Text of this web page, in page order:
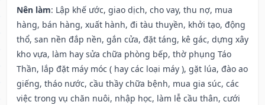
Nên làm: Lập khế ước, giao dịch, cho vay, thu nợ, mua
hàng, bán hàng, xuất hành, đi tàu thuyền, khởi tạo, động
thổ, san nền đắp nền, gắn cửa, đặt táng, kê gác, dựng xây
kho vựa, làm hay sửa chữa phòng bếp, thờ phụng Táo
Thần, lắp đặt máy móc ( hay các loại máy ), gặt lúa, đào ao
giếng, tháo nước, cầu thầy chữa bệnh, mua gia súc, các
việc trong vụ chăn nuôi, nhập học, làm lễ cầu thân, cưới